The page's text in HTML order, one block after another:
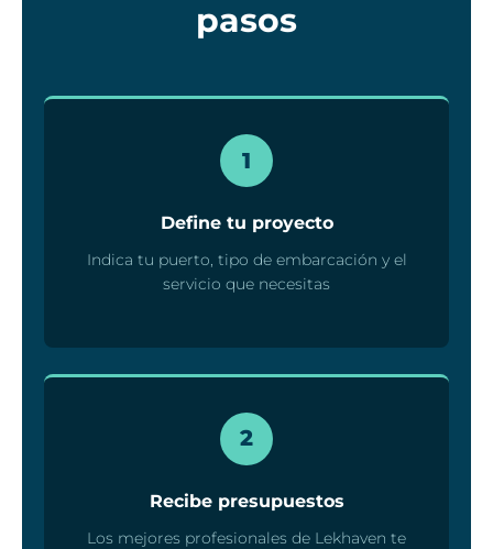
pasos
1
Define tu proyecto
Indica tu puerto, tipo de embarcación y el
servicio que necesitas
2
Recibe presupuestos
Los mejores profesionales de Lekhaven te